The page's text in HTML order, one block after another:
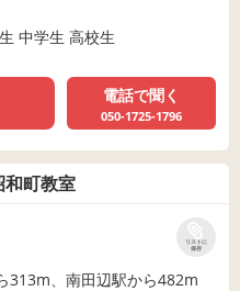
中学生 高校生
電話で聞く
050-1725-1796
町教室
リストに
保存
313m、南田辺駅から482m